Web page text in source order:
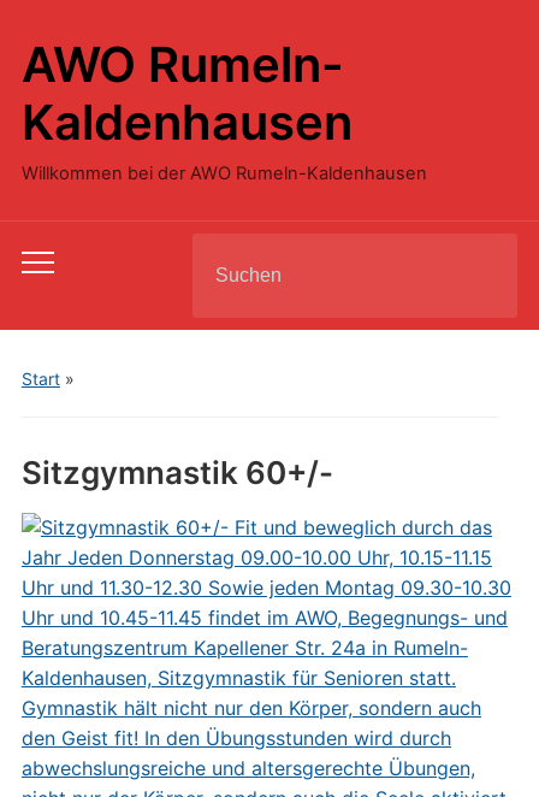
AWO Rumeln-
Kaldenhausen
Willkommen bei der AWO Rumeln-Kaldenhausen
Toggle
menu
for:
Start»
Sitzgymnastik 60+/-